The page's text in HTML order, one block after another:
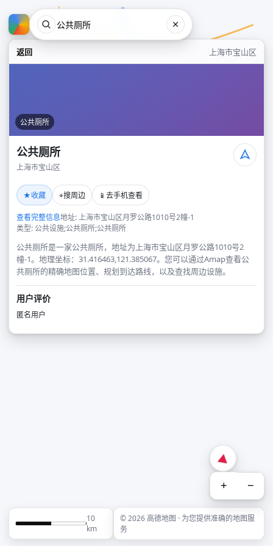
返回 上海市宝山区
公共厕所
公共厕所
上海市宝山区
★收藏 ⌖搜周边 📱 去手机查看
查看完整信息地址: 上海市宝山区月罗公路1010号2幢-1
类型: 公共设施;公共厕所;公共厕所
公共厕所是一家公共厕所，地址为上海市宝山区月罗公路1010号2
幢-1。地理坐标：31.416463,121.385067。您可以通过Amap查看公
共厕所的精确地图位置、规划到达路线，以及查找周边设施。
用户评价
匿名用户
+ −
10
km
© 2026 高德地图 · 为您提供准确的地图服
务